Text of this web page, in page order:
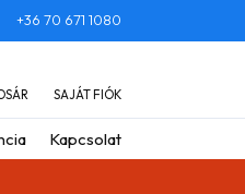
+36 70 671 1080
SAJÁT FIÓK
Kapcsolat